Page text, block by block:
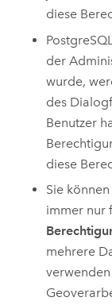
diese
der
wurde,
des
Benutzer
diese
Sie
immer nur
mehrere